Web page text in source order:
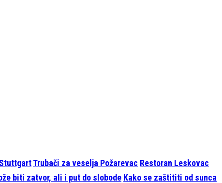
Trubači za veselja Požarevac Restoran Leskovac
biti zatvor, ali i put do slobode Kako se zaštititi od sunca